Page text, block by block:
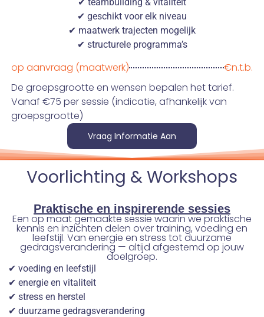
✔ teambuilding & vitaliteit
✔ geschikt voor elk niveau
✔ maatwerk trajecten mogelijk
✔ structurele programma’s
op aanvraag (maatwerk)
€n.t.b.
De groepsgrootte en wensen bepalen het tarief.
Vanaf €75 per sessie (indicatie, afhankelijk van
groepsgrootte)
Vraag Informatie Aan
Voorlichting & Workshops
Praktische en inspirerende sessies
Een op maat gemaakte sessie waarin we praktische
kennis en inzichten delen over training, voeding en
leefstijl. Van energie en stress tot duurzame
gedragsverandering — altijd afgestemd op jouw
doelgroep.
✔ voeding en leefstijl
✔ energie en vitaliteit
✔ stress en herstel
✔ duurzame gedragsverandering